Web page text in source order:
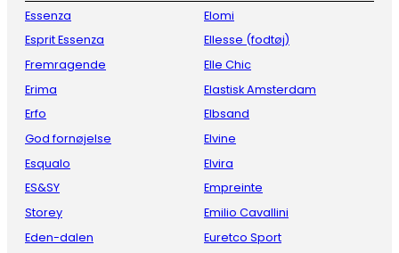
Essenza
Esprit Essenza
Fremragende
Erima
Erfo
God fornøjelse
Esqualo
ES&SY
Storey
Eden-dalen
Elomi
Ellesse (fodtøj)
Elle Chic
Elastisk Amsterdam
Elbsand
Elvine
Elvira
Empreinte
Emilio Cavallini
Euretco Sport